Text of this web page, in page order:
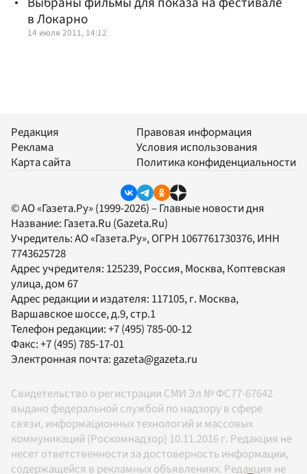
в Локарно
14 июля 2011, 14:12
Редакция
Реклама
Карта сайта
Правовая информация
Условия использования
Политика конфиденциальности
© АО «Газета.Ру» (1999-2026) – Главные новости дня
Название: Газета.Ru (Gazeta.Ru)
Учредитель:АО «Газета.Ру», ОГРН 1067761730376, ИНН
7743625728
Адрес учредителя: 125239, Россия, Москва, Коптевская
улица, дом 67
Адрес редакции и издателя: 117105, г. Москва,
Варшавское шоссе, д.9, стр.1
Телефон редакции:+7 (495) 785-00-12
Факс:+7 (495) 785-17-01
Электронная почта: gazeta@gazeta.ru
Свидетельство о регистрации СМИ Эл № ФС77-67642
выдано федеральной службой по надзору в сфере
связи, информационных технологий и массовых
коммуникаций (Роскомнадзор) 10.11.2016 г. Редакция не
несет ответственности за достоверность информации,
содержащейся в рекламных объявлениях. Редакция не